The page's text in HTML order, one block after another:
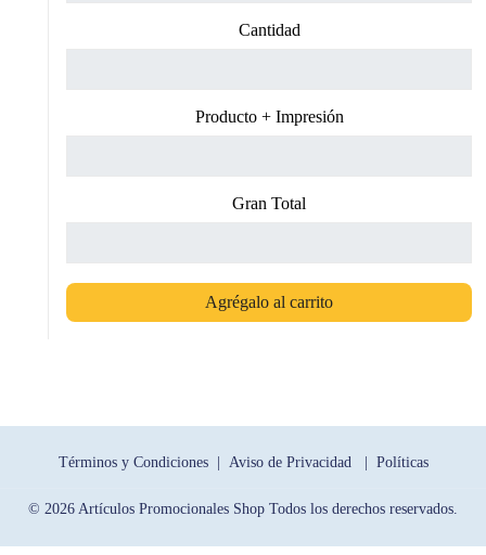
Cantidad
Producto + Impresión
Gran Total
Agrégalo al carrito
Términos y Condiciones | Aviso de Privacidad | Políticas
© 2026 Artículos Promocionales Shop Todos los derechos reservados.